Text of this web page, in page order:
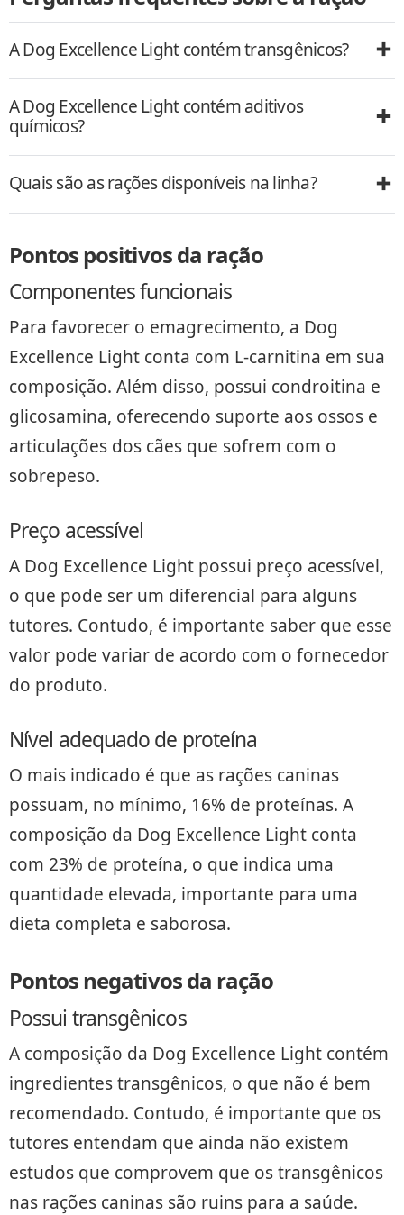
A Dog Excellence Light contém transgênicos?
A Dog Excellence Light contém aditivos
químicos?
Quais são as rações disponíveis na linha?
Pontos positivos da ração
Componentes funcionais
Para favorecer o emagrecimento, a Dog
Excellence Light conta com L-carnitina em sua
composição. Além disso, possui condroitina e
glicosamina, oferecendo suporte aos ossos e
articulações dos cães que sofrem com o
sobrepeso.
Preço acessível
A Dog Excellence Light possui preço acessível,
o que pode ser um diferencial para alguns
tutores. Contudo, é importante saber que esse
valor pode variar de acordo com o fornecedor
do produto.
Nível adequado de proteína
O mais indicado é que as rações caninas
possuam, no mínimo, 16% de proteínas. A
composição da Dog Excellence Light conta
com 23% de proteína, o que indica uma
quantidade elevada, importante para uma
dieta completa e saborosa.
Pontos negativos da ração
Possui transgênicos
A composição da Dog Excellence Light contém
ingredientes transgênicos, o que não é bem
recomendado. Contudo, é importante que os
tutores entendam que ainda não existem
estudos que comprovem que os transgênicos
nas rações caninas são ruins para a saúde.